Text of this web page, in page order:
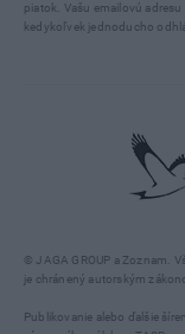
© JAGA GROUP a Zoznam.
je chránený autorským
Publikovanie alebo ďalšie
piatok. Vašu emailovú
kedykoľvek jednoducho